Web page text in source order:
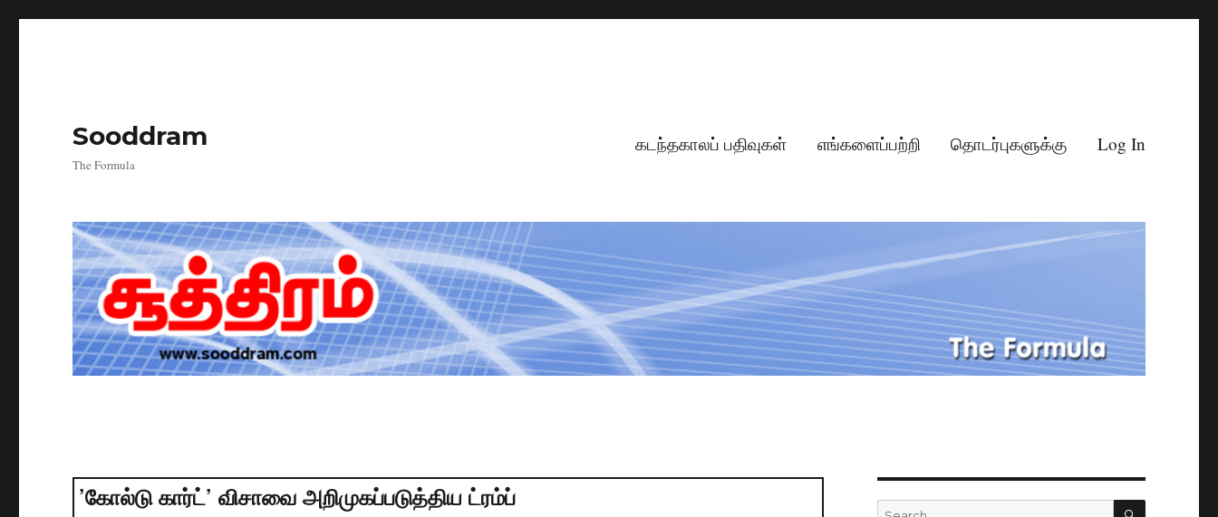
Sooddram
The Formula
கடந்தகாலப் பதிவுகள் எங்களைப்பற்றி தொடர்புகளுக்கு Log In
’கோல்டு கார்ட்’ விசாவை அறிமுகப்படுத்திய ட்ரம்ப்
Search
SEARCH